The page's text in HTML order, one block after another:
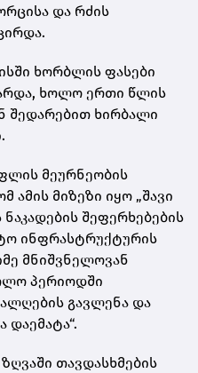
და რძის
ხორბლის ფასები
ხოლო ერთი წლის
შედარებით ხირბალი
მეურნეობის
ამის მიზეზი იყო „შავი
შეფერხებების
ინფრასტრუქტურის
მნიშვნელოვან
პერიოდში
გავლენა და
დაემატა“.
თავდასხმების